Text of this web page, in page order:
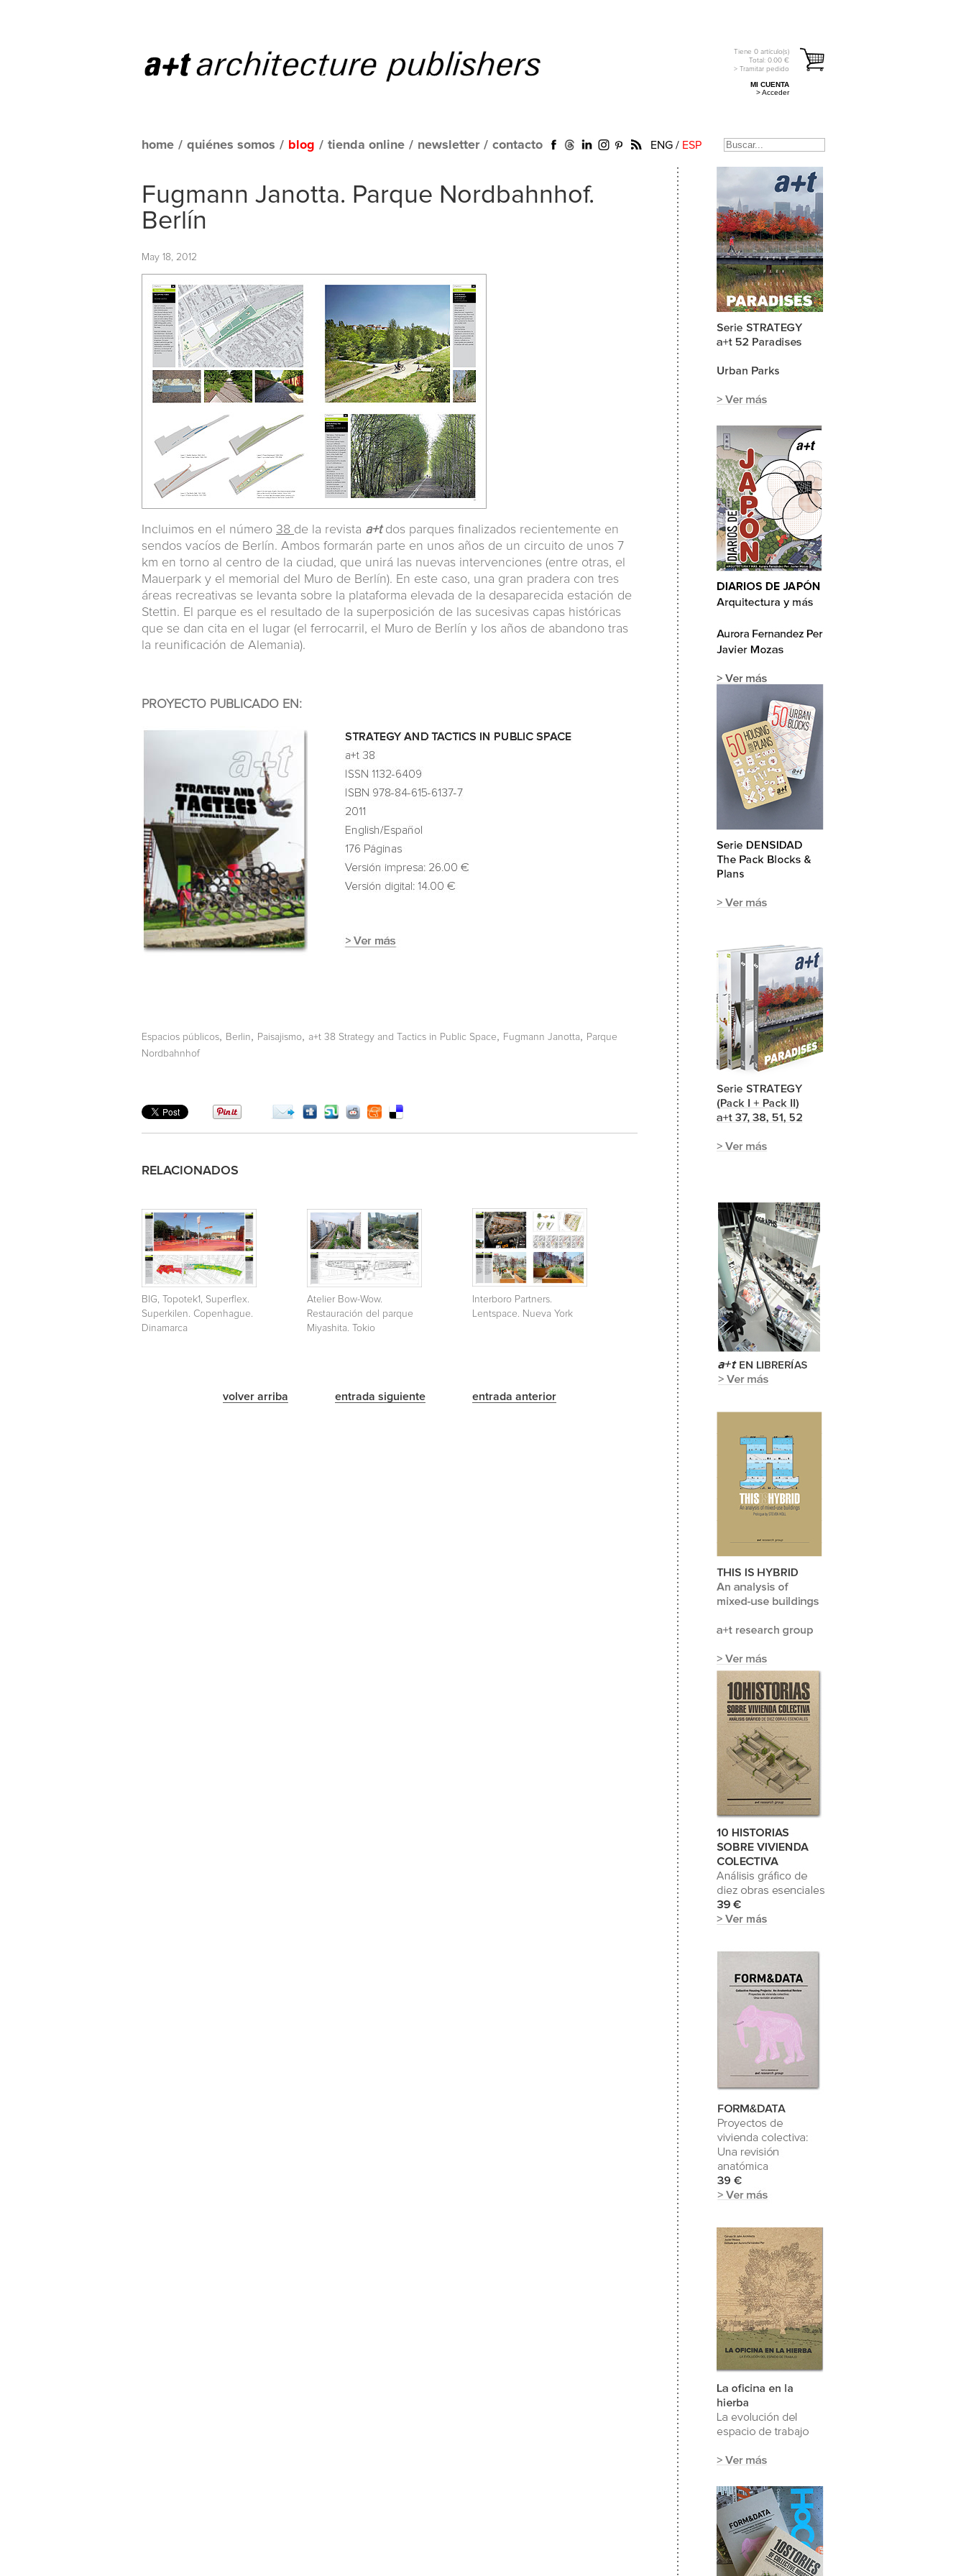
Tiene 0 artículo(s)
Total: 0.00 €
> Tramitar pedido
MI CUENTA
> Acceder
home / quiénes somos / blog / tienda online / newsletter / contacto ENG / ESP
Fugmann Janotta. Parque Nordbahnhof.
Berlín
May 18, 2012
Incluimos en el número 38 de la revista a+tdos parques finalizados recientemente en
sendos vacíos de Berlín. Ambos formarán parte en unos años de un circuito de unos 7
km en torno al centro de la ciudad, que unirá las nuevas intervenciones (entre otras, el
Mauerpark y el memorial del Muro de Berlín). En este caso, una gran pradera con tres
áreas recreativas se levanta sobre la plataforma elevada de la desaparecida estación de
Stettin. El parque es el resultado de la superposición de las sucesivas capas históricas
que se dan cita en el lugar (el ferrocarril, el Muro de Berlín y los años de abandono tras
la reunificación de Alemania).
PROYECTO PUBLICADO EN:
Espacios públicos, Berlin, Paisajismo, a+t 38 Strategy and Tactics in Public Space, Fugmann Janotta, Parque
Nordbahnhof
RELACIONADOS
BIG, Topotek1, Superflex.
Superkilen. Copenhague.
Dinamarca
Atelier Bow-Wow.
Restauración del parque
Miyashita. Tokio
Interboro Partners.
Lentspace. Nueva York
volver arriba entrada siguiente entrada anterior